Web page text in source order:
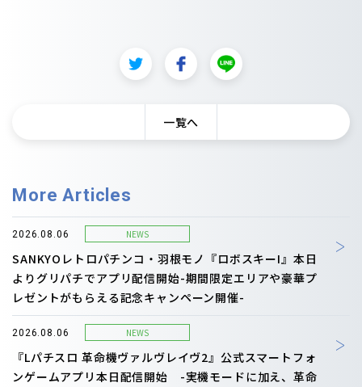
一覧へ
More Articles
2026.08.06 NEWS
SANKYOレトロパチンコ・羽根モノ『ロボスキーI』本日
よりグリパチでアプリ配信開始-期間限定エリアや豪華プ
レゼントがもらえる記念キャンペーン開催-
2026.08.06 NEWS
『Lパチスロ 革命機ヴァルヴレイヴ2』公式スマートフォ
ンゲームアプリ本日配信開始 -実機モードに加え、革命